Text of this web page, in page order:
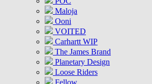
Maloja
Ooni
VOITED
Carhartt WIP
The James Brand
Planetary Design
Loose Riders
Fellow